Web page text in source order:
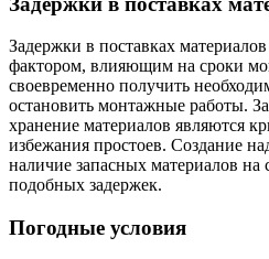
Задержки в поставках
фактором, влияющим на сроки
своевременно получить
остановить монтажные работы.
хранение материалов являются
избежания простоев. Создание
наличие запасных материалов на
подобных задержек.
Погодные условия